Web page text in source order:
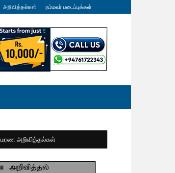
அறிவித்தல்கள் நம்மவர் படைப்புக்கள்
மரண அறிவித்தல்கள்